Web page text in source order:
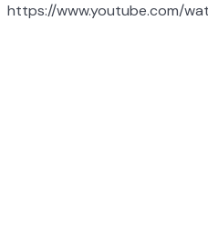
https://www.youtube.com/